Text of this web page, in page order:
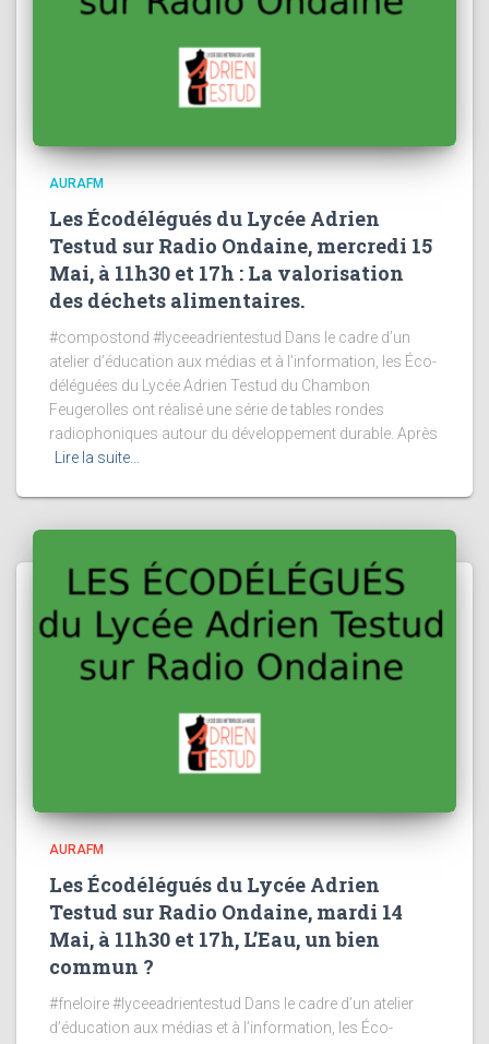
AURAFM
Les Écodélégués du Lycée Adrien
Testud sur Radio Ondaine, mercredi 15
Mai, à 11h30 et 17h : La valorisation
des déchets alimentaires.
#compostond #lyceeadrientestud Dans le cadre d’un
atelier d’éducation aux médias et à l’information, les Éco-
déléguées du Lycée Adrien Testud du Chambon
Feugerolles ont réalisé une série de tables rondes
radiophoniques autour du développement durable. Après
Lire la suite…
AURAFM
Les Écodélégués du Lycée Adrien
Testud sur Radio Ondaine, mardi 14
Mai, à 11h30 et 17h, L’Eau, un bien
commun ?
#fneloire #lyceeadrientestud Dans le cadre d’un atelier
d’éducation aux médias et à l’information, les Éco-